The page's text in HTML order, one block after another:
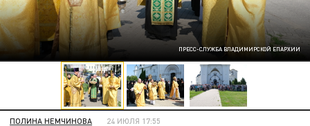
ПРЕСС-СЛУЖБА ВЛАДИМИРСКОЙ ЕПАРХИИ
ПОЛИНА НЕМЧИНОВА 24 ИЮЛЯ 17:55